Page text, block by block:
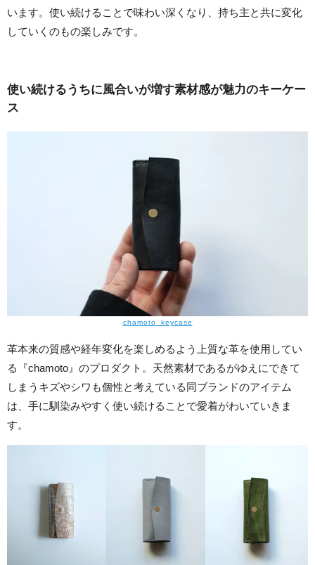
います。使い続けることで味わい深くなり、持ち主と共に変化
していくのもの楽しみです。
使い続けるうちに風合いが増す素材感が魅力のキーケー
ス
chamoto_keycase
革本来の質感や経年変化を楽しめるよう上質な革を使用してい
る『chamoto』のプロダクト。天然素材であるがゆえにできて
しまうキズやシワも個性と考えている同ブランドのアイテム
は、手に馴染みやすく使い続けることで愛着がわいていきま
す。